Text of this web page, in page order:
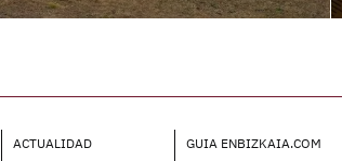
ACTUALIDAD
GUIA ENBIZKAIA.COM